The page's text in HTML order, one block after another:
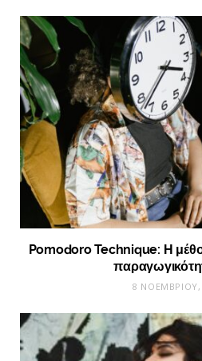
Pomodoro Technique: Η
8 ΝΟΕΜΒΡΊΟΥ,